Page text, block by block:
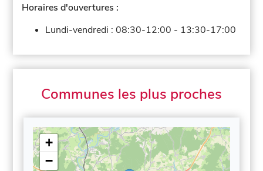
Horaires d'ouvertures :
Lundi-vendredi :08:30-12:00 - 13:30-17:00
Communes les plus proches
+
−